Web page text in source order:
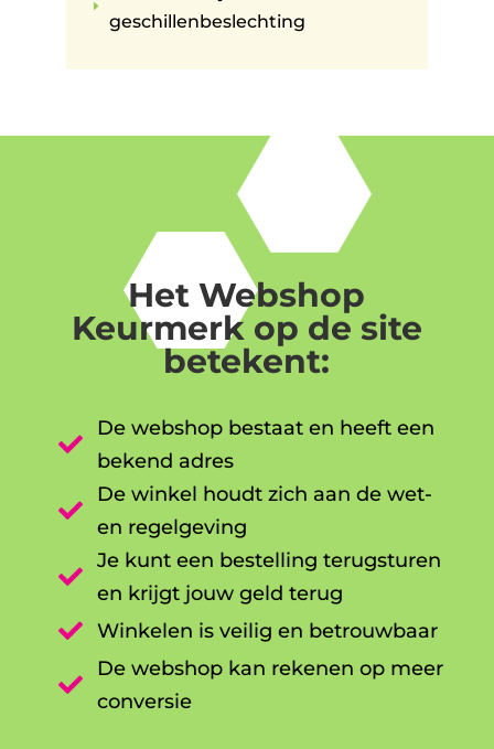
E
geschillenbeslechting
Het Webshop
Keurmerk op de site
betekent:

De webshop bestaat en heeft een
bekend adres

De winkel houdt zich aan de wet-
en regelgeving

Je kunt een bestelling terugsturen
en krijgt jouw geld terug

Winkelen is veilig en betrouwbaar

De webshop kan rekenen op meer
conversie